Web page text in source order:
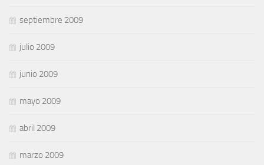
septiembre 2009
julio 2009
junio 2009
mayo 2009
abril 2009
marzo 2009